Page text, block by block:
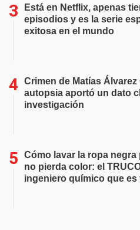
Está en Netflix, apenas
episodios y es la serie
exitosa en el mundo
Crimen de Matías Álvarez
autopsia aportó un dato
investigación
Cómo lavar la ropa negra
no pierda color: el
ingeniero químico que es